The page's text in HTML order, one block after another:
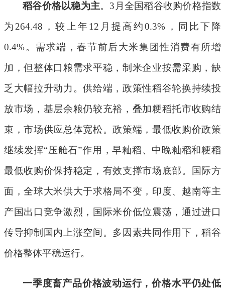
稻谷价格以稳为主。 3 月全国稻谷收购价格指数
为264.48 ，较上年12 月提高约0.3% ，同比下降
0.4%。需求端，春节前后大米集团性消费有所增
加，但整体口粮需求平稳，制米企业按需采购，缺
乏大幅拉升动力。供给端，政策性稻谷轮换持续投
放市场，基层余粮仍较充裕，叠加粳稻托市收购结
束，市场供应总体宽松。政策端，最低收购价政策
继续发挥“压舱石”作用，早籼稻、中晚籼稻和粳稻
最低收购价保持稳定，有效支撑市场底部。国际方
面，全球大米供大于求格局不变，印度、越南等主
产国出口竞争激烈，国际米价低位震荡，通过进口
传导抑制国内上涨空间。多因素共同作用下，稻谷
价格整体平稳运行。
一季度畜产品价格波动运行，价格水平仍处低